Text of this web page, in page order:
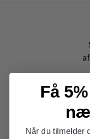
Få
Når du tilmelder